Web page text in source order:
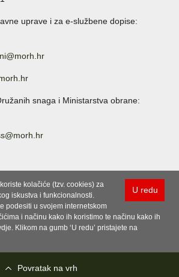
uprave i za e-službene dopise:
snaga i Ministarstva obrane:
U redu
kolačiće (tzv. cookies) za
iskustva i funkcionalnosti.
podesiti u svojem internetskom
i načinu kako ih koristimo te načinu kako ih
Klikom na gumb ‘U redu’ pristajete na
Povratak na vrh